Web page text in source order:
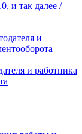
и работника